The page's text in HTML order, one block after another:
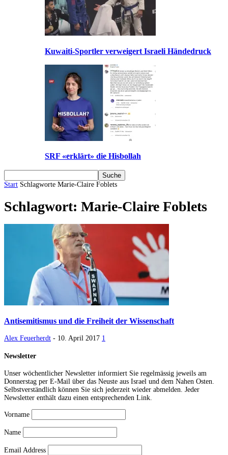
Kuwaiti-Sportler verweigert Israeli Händedruck
SRF «erklärt» die Hisbollah
Start Schlagworte Marie-Claire Foblets
Schlagwort: Marie-Claire Foblets
Antisemitismus und die Freiheit der Wissenschaft
Alex Feuerherdt - 10. April 2017 1
Newsletter
Unser wöchentlicher Newsletter informiert Sie regelmässig jeweils am
Donnerstag per E-Mail über das Neuste aus Israel und dem Nahen Osten.
Selbstverständlich können Sie sich jederzeit wieder abmelden. Jeder
Newsletter enthält dazu einen entsprechenden Link.
Vorname
Name
Email Address